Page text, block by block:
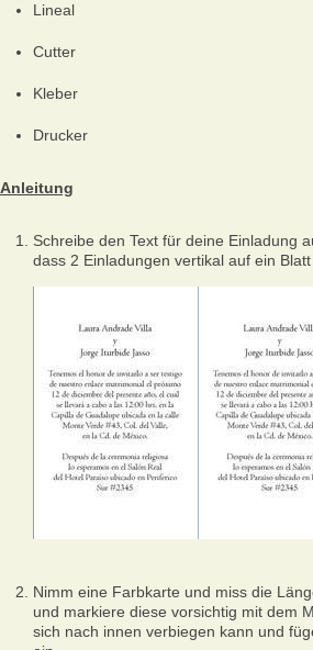
Lineal
Cutter
Kleber
Drucker
Anleitung
Schreibe den Text für deine Einladung
dass 2 Einladungen vertikal auf ein
Nimm eine Farbkarte und miss die
und markiere diese vorsichtig mit dem
sich nach innen verbiegen kann und